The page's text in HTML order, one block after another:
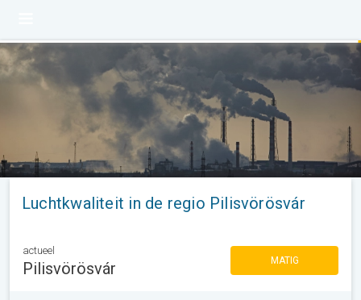
Luchtkwaliteit in de regio Pilisvörösvár
actueel
Pilisvörösvár MATIG